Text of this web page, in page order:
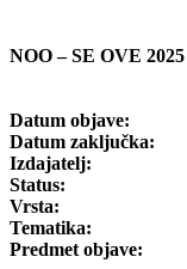
NOO – SE OVE 2025
Datum objave:
Datum zaključka:
Izdajatelj:
Status:
Vrsta:
Tematika:
Predmet objave: